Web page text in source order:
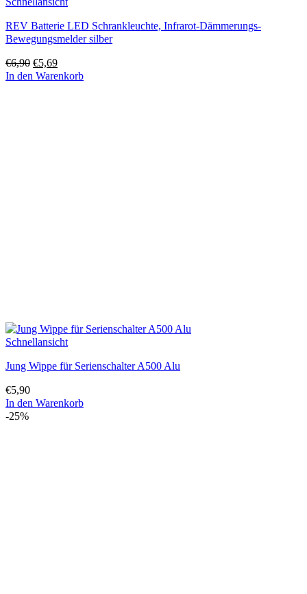
REV Batterie LED Schrankleuchte, Infrarot-Dämmerungs-
Bewegungsmelder silber
€6,90 Ursprünglicher
Preis
€5,69Aktueller
Preis
In den Warenkorb
Schnellansicht
Jung Wippe für Serienschalter A500 Alu
€5,90
In den Warenkorb
-25%